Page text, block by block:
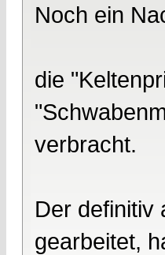
Noch ein
die
verbracht.
Der definitiv
gearbeitet,